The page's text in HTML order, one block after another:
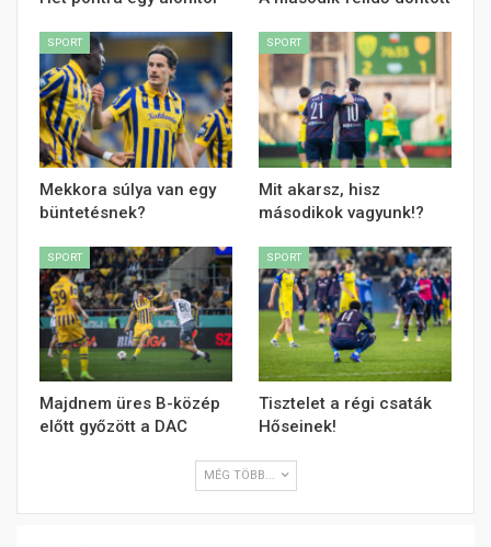
SPORT
Mekkora súlya van egy
büntetésnek?
SPORT
Mit akarsz, hisz
másodikok vagyunk!?
SPORT
Majdnem üres B-közép
előtt győzött a DAC
SPORT
Tisztelet a régi csaták
Hőseinek!
MÉG TÖBB...